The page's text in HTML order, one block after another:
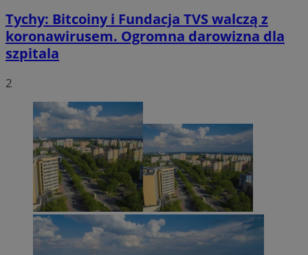
Tychy: Bitcoiny i Fundacja TVS walczą z
koronawirusem. Ogromna darowizna dla
szpitala
2